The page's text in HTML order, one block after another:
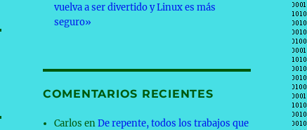
vuelva a ser divertido y Linux es más
seguro»
COMENTARIOS RECIENTES
Carlos enDe repente, todos los trabajos que